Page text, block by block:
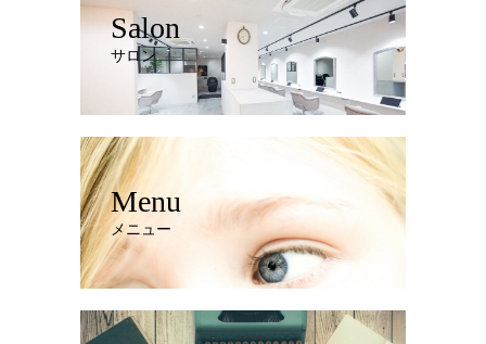
Salon
サロン
Menu
メニュー